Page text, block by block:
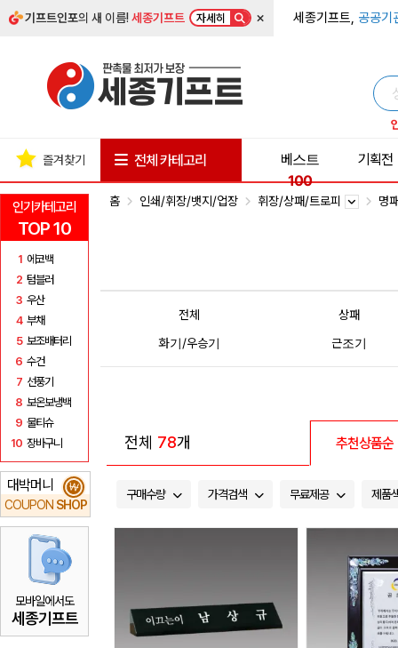
기프트인포의 새 이름!세종기프트 자세히 × 세종기프트, 공공기
인기카테고리
TOP 10
1 에코백
2 텀블러
3 우산
4 부채
5 보조배터리
6 수건
7 선풍기
8 보온보냉백
9 물티슈
10 장바구니
대박머니
COUPON SHOP
₩
모바일에서도
세종기프트
즐겨찾기 전체 카테고리
베스트
100
기획전
홈 인쇄/휘장/뱃지/업장 휘장/상패/트로피 명
전체
상패
화기/우승기
근조기
전체 78개 추천상품순
구매수량 가격검색 무료제공 제품